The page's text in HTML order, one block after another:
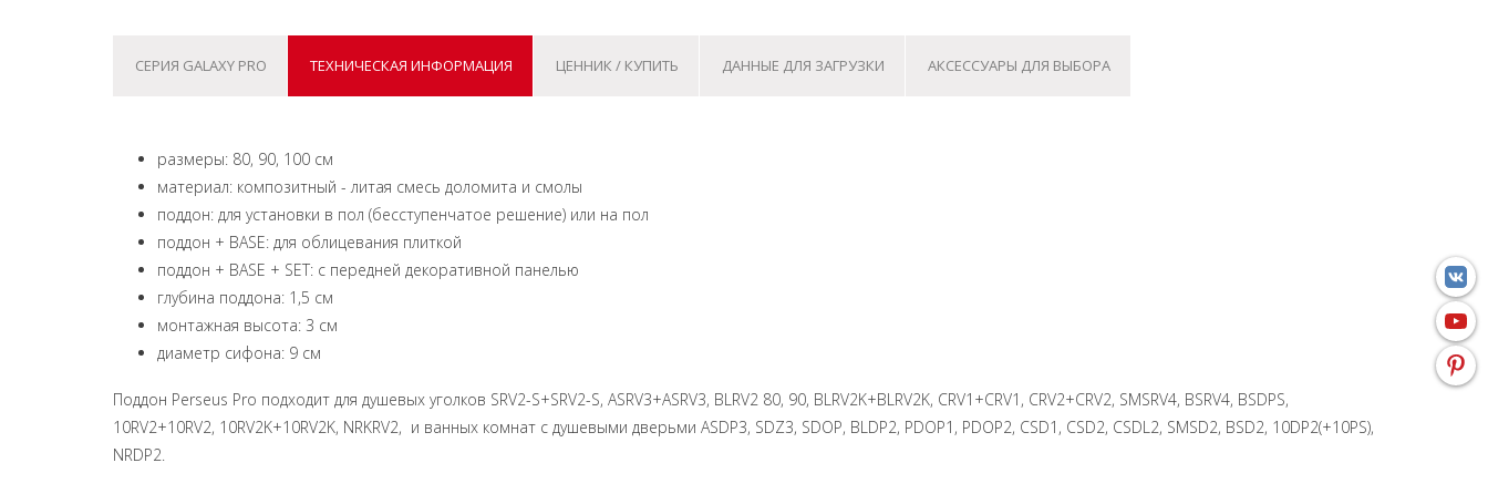
СЕРИЯ GALAXY PRO ТЕХНИЧЕСКАЯ ИНФОРМАЦИЯ ЦЕННИК / КУПИТЬ ДАННЫЕ ДЛЯ ЗАГРУЗКИ АКСЕССУАРЫ ДЛЯ ВЫБОРА
размеры: 80, 90, 100 см
материал: композитный - литая смесь доломита и смолы
поддон: для установки в пол (бесступенчатое решение) или на пол
поддон + BASE: для облицевания плиткой
поддон + BASE + SET: с передней декоративной панелью
глубина поддона: 1,5 см
монтажная высота: 3 см
диаметр сифона: 9 см
Поддон Perseus Pro подходит для душевых уголков SRV2-S+SRV2-S, ASRV3+ASRV3, BLRV2 80, 90, BLRV2K+BLRV2K, CRV1+CRV1, CRV2+CRV2, SMSRV4, BSRV4, BSDPS,
10RV2+10RV2, 10RV2K+10RV2K, NRKRV2, и ванных комнат с душевыми дверьми ASDP3, SDZ3, SDOP, BLDP2, PDOP1, PDOP2, CSD1, CSD2, CSDL2, SMSD2, BSD2, 10DP2(+10PS),
NRDP2.